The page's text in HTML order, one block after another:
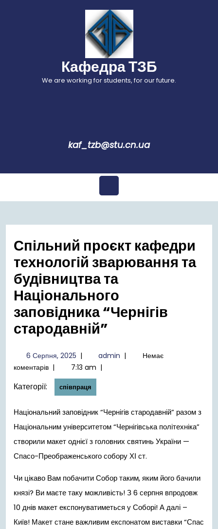
Кафедра ТЗБ
We are working for students, for our future.
kaf_tzb@stu.cn.ua
Відкрити
меню
Спільний проєкт кафедри
технологій зварювання та
будівництва та
Національного
заповідника “Чернігів
стародавній”
6 Серпня, 20256
Серпня,
| admin admin
|
Немає
коментарів | 7:13 am |
Категорії: співпраця
Національний заповідник “Чернігів стародавній” разом з
Національним університетом “Чернігівська політехніка”
створили макет однієї з головних святинь України —
Спасо-Преображенського собору ХІ ст.
Чи цікаво Вам побачити Собор таким, яким його бачили
князі? Ви маєте таку можливість! З 6 серпня впродовж
10 днів макет експонуватиметься у Соборі! А далі –
Київ! Макет стане важливим експонатом виставки “Спас